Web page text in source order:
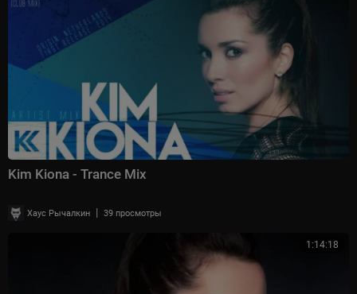
Kim Kiona - Trance Mix
Хаус Рычалкин | 39 просмотры
1:14:18